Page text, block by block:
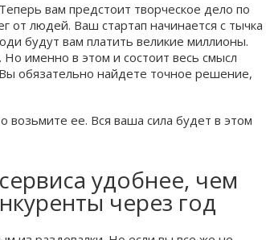
вам предстоит творческое дело по
от людей. Ваш стартап начинается с тычка
будут вам платить великие миллионы.
именно в этом и состоит весь смысл
обязательно найдете точное решение,
возьмите ее. Вся ваша сила будет в этом
удобнее, чем
через год